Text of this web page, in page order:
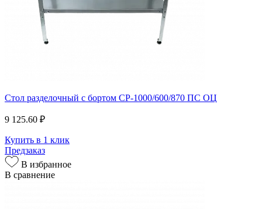
Стол разделочный с бортом СР-1000/600/870 ПС ОЦ
9 125.60 ₽
Купить в 1 клик
Предзаказ
В избранное
В сравнение